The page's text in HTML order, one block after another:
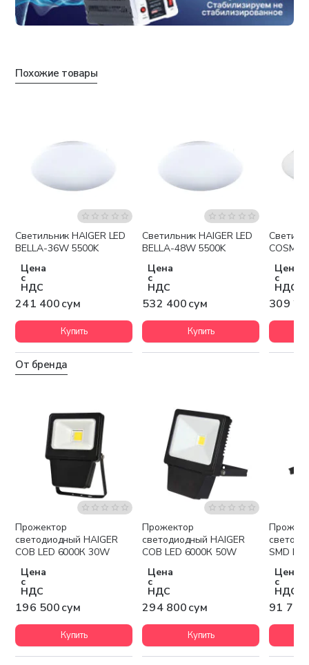
Похожие товары
Светильник HAIGER LED
BELLA-36W 5500K
Цена
с
НДС
241 400 сум
Купить
Светильник HAIGER LED
BELLA-48W 5500K
Цена
с
НДС
532 400 сум
Купить
Цена
с
НДС
309
От бренда
Прожектор
светодиодный HAIGER
COB LED 6000К 30W
Цена
с
НДС
196 500 сум
Купить
Прожектор
светодиодный HAIGER
COB LED 6000К 50W
Цена
с
НДС
294 800 сум
Купить
SMD
Цена
с
НДС
91 700